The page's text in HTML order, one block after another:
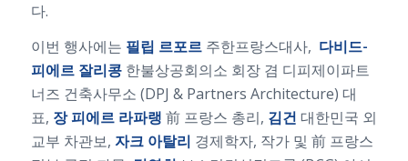
다.
이번 행사에는 필립 르포르주한프랑스대사, 다비드-
피에르 잘리콩한불상공회의소 회장 겸 디피제이파트
너즈 건축사무소 (DPJ & Partners Architecture) 대
표, 장 피에르 라파랭 前 프랑스 총리, 김건 대한민국 외
교부 차관보, 자크 아탈리 경제학자, 작가 및 前 프랑스